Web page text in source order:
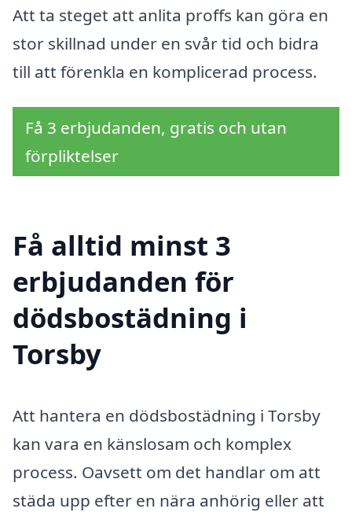
Att ta steget att anlita proffs kan göra en
stor skillnad under en svår tid och bidra
till att förenkla en komplicerad process.
Få 3 erbjudanden, gratis och utan
förpliktelser
Få alltid minst 3
erbjudanden för
dödsbostädning i
Torsby
Att hantera en dödsbostädning i Torsby
kan vara en känslosam och komplex
process. Oavsett om det handlar om att
städa upp efter en nära anhörig eller att